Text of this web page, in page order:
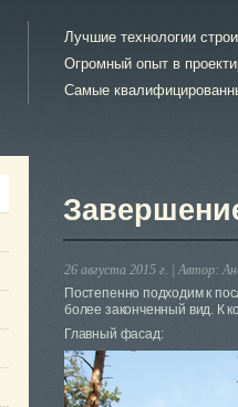
Лучшие технологии
Огромный опыт в
Самые
26 августа 2015 г. | Автор:
Постепенно подходим к
более законченный вид. К
Главный фасад: